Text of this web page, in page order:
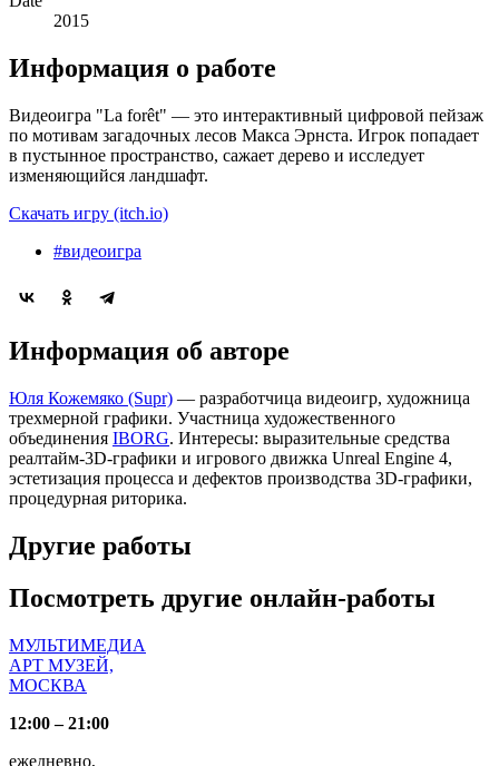
2015
Информация о работе
Видеоигра "La forêt" — это интерактивный цифровой пейзаж
по мотивам загадочных лесов Макса Эрнста. Игрок попадает
в пустынное пространство, сажает дерево и исследует
изменяющийся ландшафт.
Скачать игру (itch.io)
#видеоигра
Информация об авторе
Юля Кожемяко (Supr) — разработчица видеоигр, художница
трехмерной графики. Участница художественного
объединения IBORG. Интересы: выразительные средства
реалтайм-3D-графики и игрового движка Unreal Engine 4,
эстетизация процесса и дефектов производства 3D-графики,
процедурная риторика.
Другие работы
Посмотреть другие онлайн-работы
МУЛЬТИМЕДИА
АРТ МУЗЕЙ,
МОСКВА
12:00 – 21:00
ежедневно,